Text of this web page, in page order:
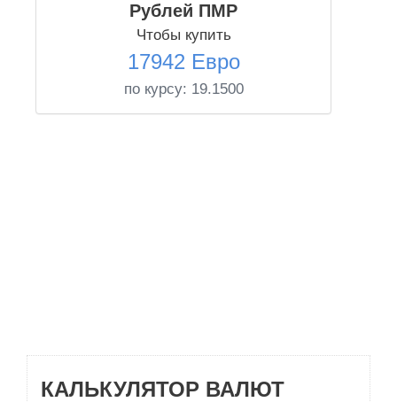
Рублей ПМР
Чтобы купить
17942 Евро
по курсу: 19.1500
КАЛЬКУЛЯТОР ВАЛЮТ